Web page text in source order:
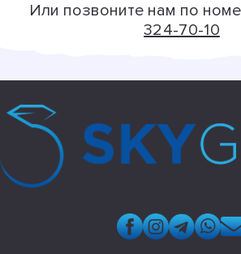
Alternative:
Или позвоните нам по
324-70-10